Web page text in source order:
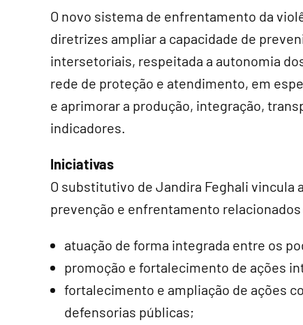
O novo sistema de enfrentamento da
diretrizes ampliar a capacidade de
intersetoriais, respeitada a autonomia
rede de proteção e atendimento, em
e aprimorar a produção, integração,
indicadores.
Iniciativas
O substitutivo de Jandira Feghali vincula
prevenção e enfrentamento
atuação de forma integrada entre os
promoção e fortalecimento de ações
fortalecimento e ampliação de ações
defensorias públicas;